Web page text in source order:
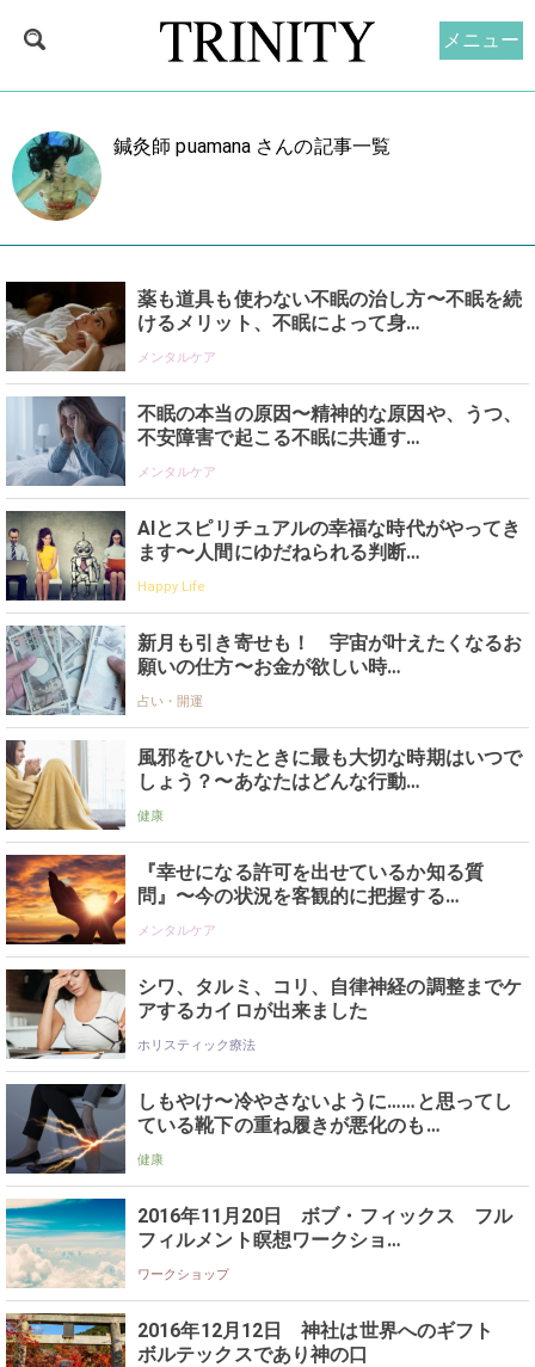
鍼灸師 puamana さんの記事一覧
薬も道具も使わない不眠の治し方〜不眠を続
けるメリット、不眠によって身…
メンタルケア
不眠の本当の原因〜精神的な原因や、うつ、
不安障害で起こる不眠に共通す…
メンタルケア
AIとスピリチュアルの幸福な時代がやってき
ます〜人間にゆだねられる判断…
Happy Life
新月も引き寄せも！ 宇宙が叶えたくなるお
願いの仕方〜お金が欲しい時…
占い・開運
風邪をひいたときに最も大切な時期はいつで
しょう？〜あなたはどんな行動…
健康
『幸せになる許可を出せているか知る質
問』〜今の状況を客観的に把握する…
メンタルケア
シワ、タルミ、コリ、自律神経の調整までケ
アするカイロが出来ました
ホリスティック療法
しもやけ〜冷やさないように……と思ってし
ている靴下の重ね履きが悪化のも…
健康
2016年11月20日 ボブ・フィックス フル
フィルメント瞑想ワークショ…
ワークショップ
2016年12月12日 神社は世界へのギフト
ボルテックスであり神の口
メニュー